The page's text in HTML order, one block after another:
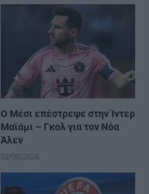
Ο Μέσι επέστρεψε στην Ίντερ
Μαϊάμι – Γκολ για τον Νόα
Άλεν
02/08/2026